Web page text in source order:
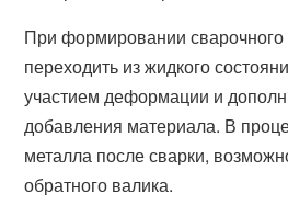
При формировании
переходить из жидкого
участием деформации и
добавления материала. В
металла после сварки,
обратного валика.